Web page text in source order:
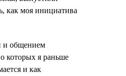
как моя инициатива
и общением
которых я раньше
и как